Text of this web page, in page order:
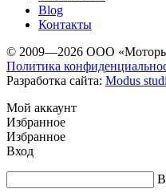
Blog
Контакты
© 2009—2026 ООО «Моторы
Политика
Разработка сайта: Modus
Мой аккаунт
Избранное
Избранное
Вход